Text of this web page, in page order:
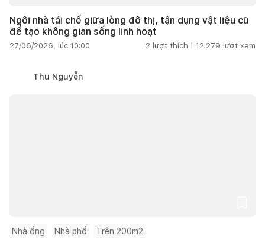
Ngôi nhà tái chế giữa lòng đô thị, tận dụng vật liệu cũ
để tạo không gian sống linh hoạt
27/06/2026, lúc 10:00 2 lượt thích | 12.279 lượt xem
Thu Nguyễn
Nhà ống Nhà phố Trên 200m2